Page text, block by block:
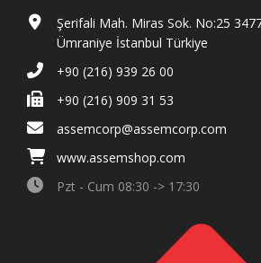
Şerifali Mah. Miras Sok. No:25
Ümraniye İstanbul Türkiye
+90 (216) 939 26 00
+90 (216) 909 31 53
assemcorp@assemcorp.com
www.assemshop.com
Pzt - Cum 08:30 -> 17:30